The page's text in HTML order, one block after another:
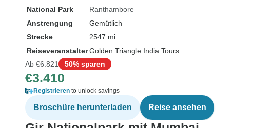
National Park
Ranthambore
Anstrengung
Gemütlich
Strecke
2547 mi
ReiseveranstalterGolden Triangle India Tours
Ab €6.821 50% sparen
€3.410
Registrieren to unlock savings
Broschüre herunterladen Reise ansehen